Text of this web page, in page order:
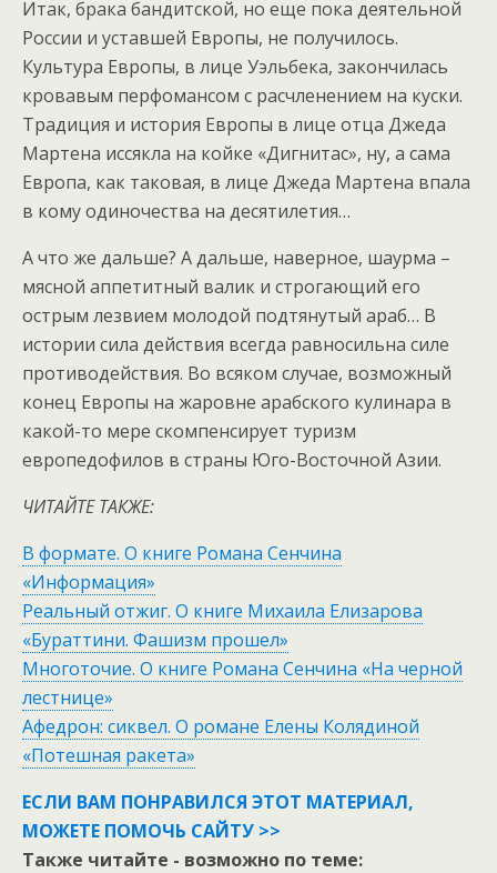
Итак, брака бандитской, но еще пока деятельной
России и уставшей Европы, не получилось.
Культура Европы, в лице Уэльбека, закончилась
кровавым перфомансом с расчленением на куски.
Традиция и история Европы в лице отца Джеда
Мартена иссякла на койке «Дигнитас», ну, а сама
Европа, как таковая, в лице Джеда Мартена впала
в кому одиночества на десятилетия…
А что же дальше? А дальше, наверное, шаурма –
мясной аппетитный валик и строгающий его
острым лезвием молодой подтянутый араб… В
истории сила действия всегда равносильна силе
противодействия. Во всяком случае, возможный
конец Европы на жаровне арабского кулинара в
какой-то мере скомпенсирует туризм
европедофилов в страны Юго-Восточной Азии.
ЧИТАЙТЕ ТАКЖЕ:
В формате. О книге Романа Сенчина
«Информация»
Реальный отжиг. О книге Михаила Елизарова
«Бураттини. Фашизм прошел»
Многоточие. О книге Романа Сенчина «На черной
лестнице»
Афедрон: сиквел. О романе Елены Колядиной
«Потешная ракета»
ЕСЛИ ВАМ ПОНРАВИЛСЯ ЭТОТ МАТЕРИАЛ,
МОЖЕТЕ ПОМОЧЬ САЙТУ >>
Также читайте - возможно по теме: